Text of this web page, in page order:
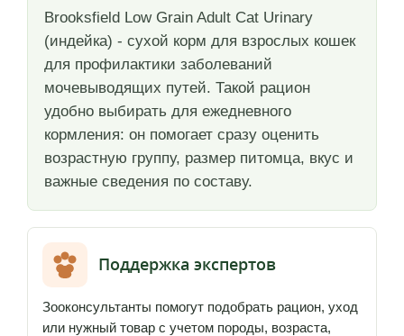
Brooksfield Low Grain Adult Cat Urinary
(индейка) - сухой корм для взрослых кошек
для профилактики заболеваний
мочевыводящих путей. Такой рацион
удобно выбирать для ежедневного
кормления: он помогает сразу оценить
возрастную группу, размер питомца, вкус и
важные сведения по составу.
Поддержка экспертов
Зооконсультанты помогут подобрать рацион, уход
или нужный товар с учетом породы, возраста,